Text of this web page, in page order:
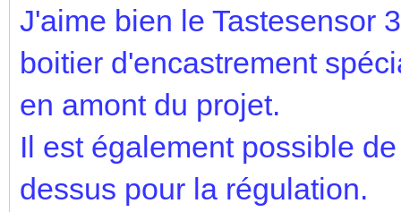
J'aime bien le Tastesensor
boitier d'encastrement
en amont du projet.
Il est également possible
dessus pour la régulation.